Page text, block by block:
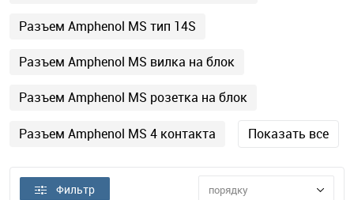
Разъем Amphenol MS тип 14S
Разъем Amphenol MS вилка на блок
Разъем Amphenol MS розетка на блок
Разъем Amphenol MS 4 контакта Показать все
Фильтр порядку